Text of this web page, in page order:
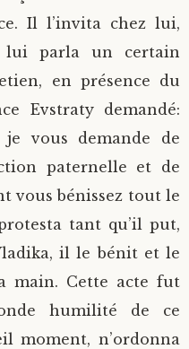
Il l’invita chez lui,
lui parla un certain
en présence du
Evstraty demandé:
vous demande de
paternelle et de
vous bénissez tout le
tant qu’il put,
il le bénit et le
main. Cette acte fut
humilité de ce
moment, n’ordonna